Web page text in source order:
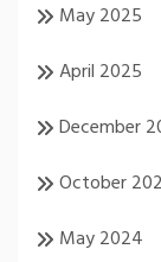
May 2025
April 2025
December
October
May 2024